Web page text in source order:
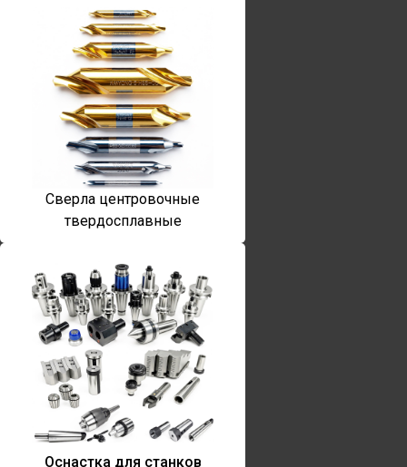
Сверла центровочные
твердосплавные
Оснастка для станков